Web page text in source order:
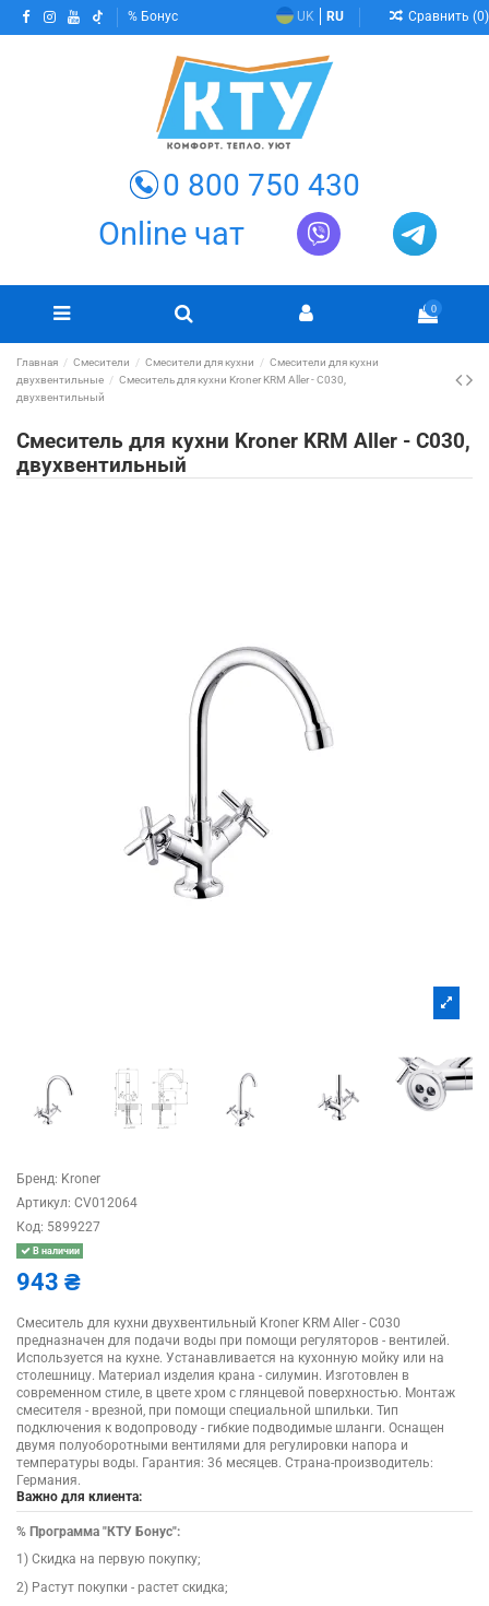
Бонус UK RU Сравнить (0)
0 800 750 430
Online чат
0
Главная Смесители Смесители для кухни
Смесители для кухни
двухвентильные
Смеситель для кухни Kroner KRM Aller - C030,
двухвентильный
Смеситель для кухни Kroner KRM Aller - C030,
двухвентильный
Бренд: Kroner
Артикул: CV012064
Код: 5899227
В наличии
943 ₴
Смеситель для кухни двухвентильный Kroner KRM Aller - C030
предназначен для подачи воды при помощи регуляторов - вентилей.
Используется на кухне. Устанавливается на кухонную мойку или на
столешницу. Материал изделия крана - силумин. Изготовлен в
современном стиле, в цвете хром с глянцевой поверхностью. Монтаж
смесителя - врезной, при помощи специальной шпильки. Тип
подключения к водопроводу - гибкие подводимые шланги. Оснащен
двумя полуоборотными вентилями для регулировки напора и
температуры воды. Гарантия: 36 месяцев. Страна-производитель:
Германия.
Важно для клиента:
% Программа "КТУ Бонус":
1) Скидка на первую покупку;
2) Растут покупки - растет скидка;